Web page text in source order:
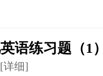
语练习题（1
[详细]